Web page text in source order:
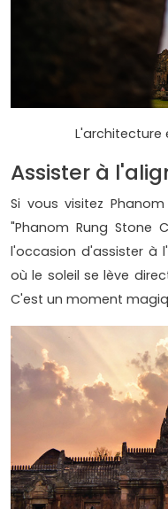
L'architecture
Assister à
Si vous visitez
"Phanom Rung Stone
l'occasion d'assister à
où le soleil se lève
C'est un moment